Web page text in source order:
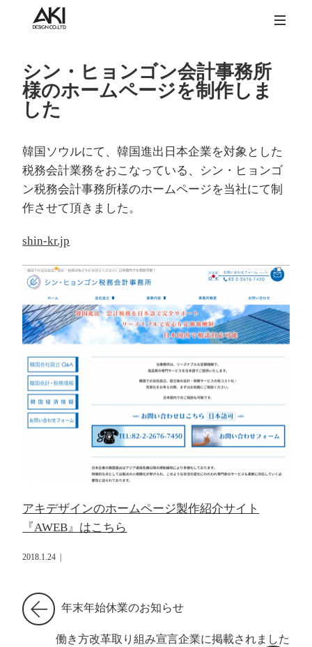
シン・ヒョンゴン会計事務所
様のホームページを制作しま
した
韓国ソウルにて、韓国進出日本企業を対象とした
税務会計業務をおこなっている、シン・ヒョンゴ
ン税務会計事務所様のホームページを当社にて制
作させて頂きました。
shin-kr.jp
アキデザインのホームページ製作紹介サイト
『AWEB』はこちら
2018.1.24
年末年始休業のお知らせ
働き方改革取り組み宣言企業に掲載されました